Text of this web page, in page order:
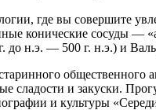
где вы совершите
конические сосуды
до н.э. — 500 г. н.э.) и
сладости и закуски.
и культуры